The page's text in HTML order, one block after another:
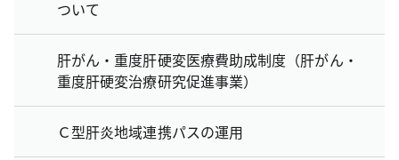
ついて
肝がん・重度肝硬変医療費助成制度（肝がん・
重度肝硬変治療研究促進事業）
Ｃ型肝炎地域連携パスの運用